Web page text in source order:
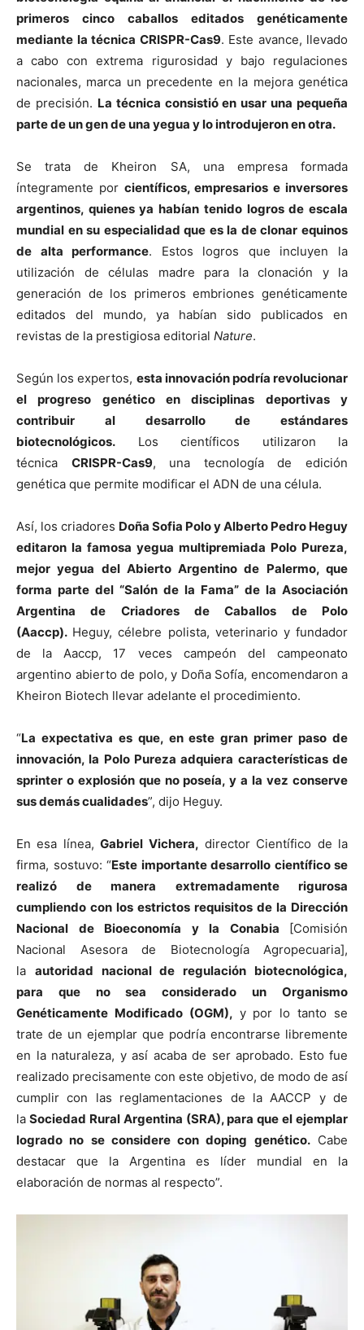
primeros cinco caballos editados genéticamente
mediante la técnica CRISPR-Cas9. Este avance, llevado
a cabo con extrema rigurosidad y bajo regulaciones
nacionales, marca un precedente en la mejora genética
de precisión. La técnica consistió en usar una pequeña
parte de un gen de una yegua y lo introdujeron en otra.
Se trata de Kheiron SA, una empresa formada
íntegramente por científicos, empresarios e inversores
argentinos, quienes ya habían tenido logros de escala
mundial en su especialidad que es la de clonar equinos
de alta performance. Estos logros que incluyen la
utilización de células madre para la clonación y la
generación de los primeros embriones genéticamente
editados del mundo, ya habían sido publicados en
revistas de la prestigiosa editorial Nature.
Según los expertos, esta innovación podría revolucionar
el progreso genético en disciplinas deportivas y
contribuir al desarrollo de estándares
biotecnológicos. Los científicos utilizaron la
técnica CRISPR-Cas9, una tecnología de edición
genética que permite modificar el ADN de una célula.
Así, los criadores Doña Sofia Polo y Alberto Pedro Heguy
editaron la famosa yegua multipremiada Polo Pureza,
mejor yegua del Abierto Argentino de Palermo, que
forma parte del “Salón de la Fama” de la Asociación
Argentina de Criadores de Caballos de Polo
(Aaccp). Heguy, célebre polista, veterinario y fundador
de la Aaccp, 17 veces campeón del campeonato
argentino abierto de polo, y Doña Sofía, encomendaron a
Kheiron Biotech llevar adelante el procedimiento.
“La expectativa es que, en este gran primer paso de
innovación, la Polo Pureza adquiera características de
sprinter o explosión que no poseía, y a la vez conserve
sus demás cualidades”, dijo Heguy.
En esa línea,Gabriel Vichera, director Científico de la
firma, sostuvo: “Este importante desarrollo científico se
realizó de manera extremadamente rigurosa
cumpliendo con los estrictos requisitos de la Dirección
Nacional de Bioeconomía y la Conabia [Comisión
Nacional Asesora de Biotecnología Agropecuaria],
la autoridad nacional de regulación biotecnológica,
para que no sea considerado un Organismo
Genéticamente Modificado (OGM), y por lo tanto se
trate de un ejemplar que podría encontrarse libremente
en la naturaleza, y así acaba de ser aprobado. Esto fue
realizado precisamente con este objetivo, de modo de así
cumplir con las reglamentaciones de la AACCP y de
la Sociedad Rural Argentina (SRA), para que el ejemplar
logrado no se considere con doping genético.Cabe
destacar que la Argentina es líder mundial en la
elaboración de normas al respecto”.